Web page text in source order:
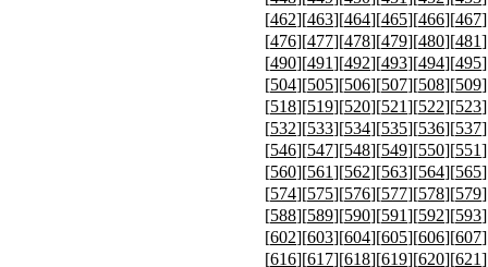
[462][463][464][465][466][467
[476][477][478][479][480][481
[490][491][492][493][494][495
[504][505][506][507][508][509
[518][519][520][521][522][523
[532][533][534][535][536][537
[546][547][548][549][550][551
[560][561][562][563][564][565
[574][575][576][577][578][579
[588][589][590][591][592][593
[602][603][604][605][606][607
[616][617][618][619][620][621